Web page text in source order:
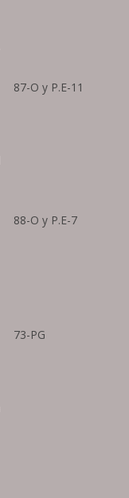
87-O y P.E-11
88-O y P.E-7
73-PG